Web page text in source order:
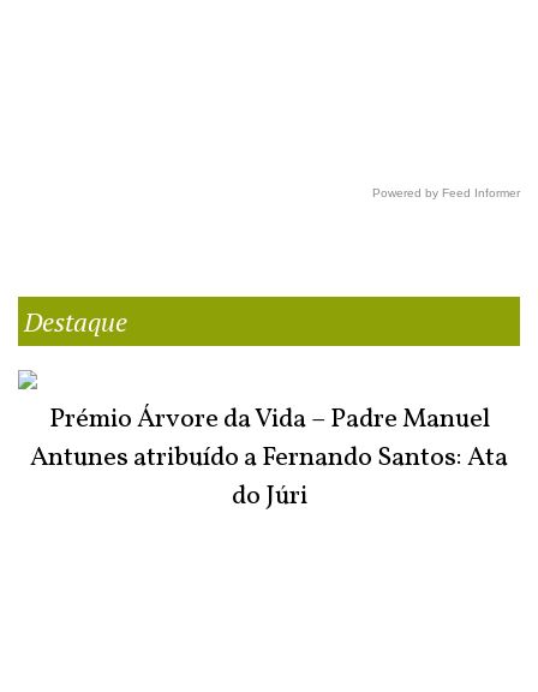
Powered by Feed Informer
Destaque
Prémio Árvore da Vida – Padre Manuel
Antunes atribuído a Fernando Santos: Ata
do Júri